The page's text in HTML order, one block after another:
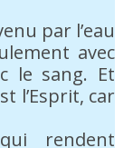
par l’eau
avec
le sang. Et
l’Esprit, car
rendent